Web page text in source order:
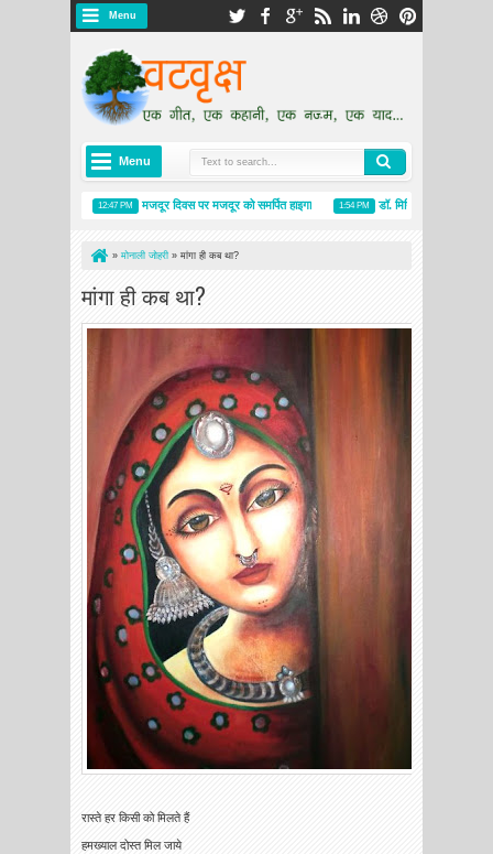
Menu
Menu
12:47 PM मजदूर दिवस पर मजदूर को समर्पित हाइगा 1:54 PM डॉ. मिथिलेश दीक्षित के हाइकु :
» मोनाली जोहरी » मांगा ही कब था?
मांगा ही कब था?
रास्ते हर किसी को मिलते हैं
हमख्याल दोस्त मिल जाये